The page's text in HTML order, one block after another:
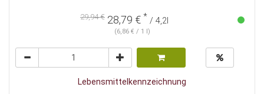
29,94 € 28,79 € * / 4,2l
(6,86 € / 1 l)
Lebensmittelkennzeichnung